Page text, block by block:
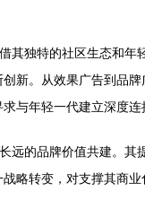
其独特的社区生态和
新。从效果广告到品
与年轻一代建立深度
远的品牌价值共建。其
略转变，对支撑其商